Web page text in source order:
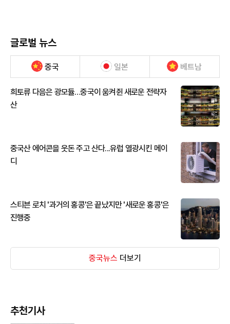
글로벌 뉴스
중국 일본 베트남
희토류 다음은 광모듈…중국이 움켜쥔 새로운 전략자
산
중국산 에어콘을 웃돈 주고 산다...유럽 열광시킨 메이
디
스티븐 로치 '과거의 홍콩'은 끝났지만 '새로운 홍콩'은
진행중
중국뉴스 더보기
추천기사